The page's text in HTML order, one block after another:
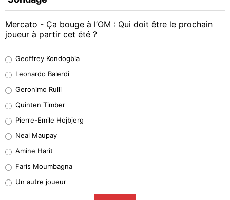
Mercato - Ça bouge à l’OM : Qui doit être le prochain
joueur à partir cet été ?
38%
32%
5%
1%
9%
Geoffrey Kondogbia
Leonardo Balerdi
Geronimo Rulli
Quinten Timber
Pierre-Emile Hojbjerg
Neal Maupay
Amine Harit
Faris Moumbagna
Un autre joueur